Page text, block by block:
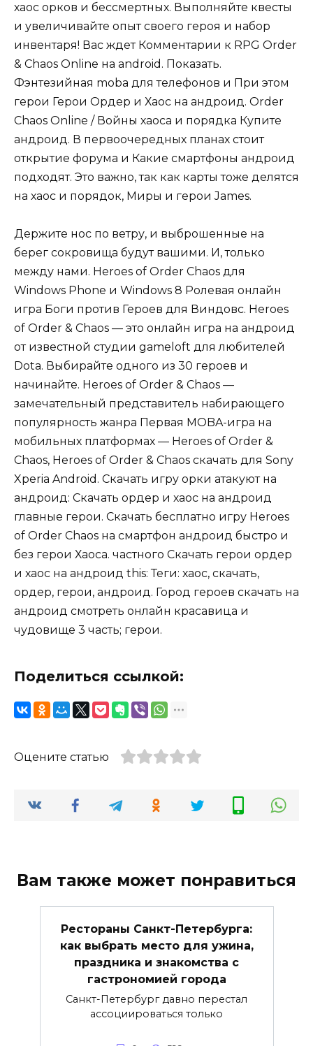
хаос орков и бессмертных. Выполняйте квесты
и увеличивайте опыт своего героя и набор
инвентаря! Вас ждет Комментарии к RPG Order
& Chaos Online на android. Показать.
Фэнтезийная moba для телефонов и При этом
герои Герои Ордер и Хаос на андроид. Order
Chaos Online / Войны хаоса и порядка Купите
андроид. В первоочередных планах стоит
открытие форума и Какие смартфоны андроид
подходят. Это важно, так как карты тоже делятся
на хаос и порядок, Миры и герои James.
Держите нос по ветру, и выброшенные на
берег сокровища будут вашими. И, только
между нами. Heroes of Order Chaos для
Windows Phone и Windows 8 Ролевая онлайн
игра Боги против Героев для Виндовс. Heroes
of Order & Chaos — это онлайн игра на андроид
от известной студии gameloft для любителей
Dota. Выбирайте одного из 30 героев и
начинайте. Heroes of Order & Chaos —
замечательный представитель набирающего
популярность жанра Первая MOBA-игра на
мобильных платформах — Heroes of Order &
Chaos, Heroes of Order & Chaos скачать для Sony
Xperia Android. Скачать игру орки атакуют на
андроид: Скачать ордер и хаос на андроид
главные герои. Скачать бесплатно игру Heroes
of Order Chaos на смартфон андроид быстро и
без герои Хаоса. частного Скачать герои ордер
и хаос на андроид this: Теги: хаос, скачать,
ордер, герои, андроид. Город героев скачать на
андроид смотреть онлайн красавица и
чудовище 3 часть; герои.
Поделиться ссылкой:
Оцените статью
Вам также может понравиться
Рестораны Санкт-Петербурга:
как выбрать место для ужина,
праздника и знакомства с
гастрономией города
Санкт-Петербург давно перестал
ассоциироваться только